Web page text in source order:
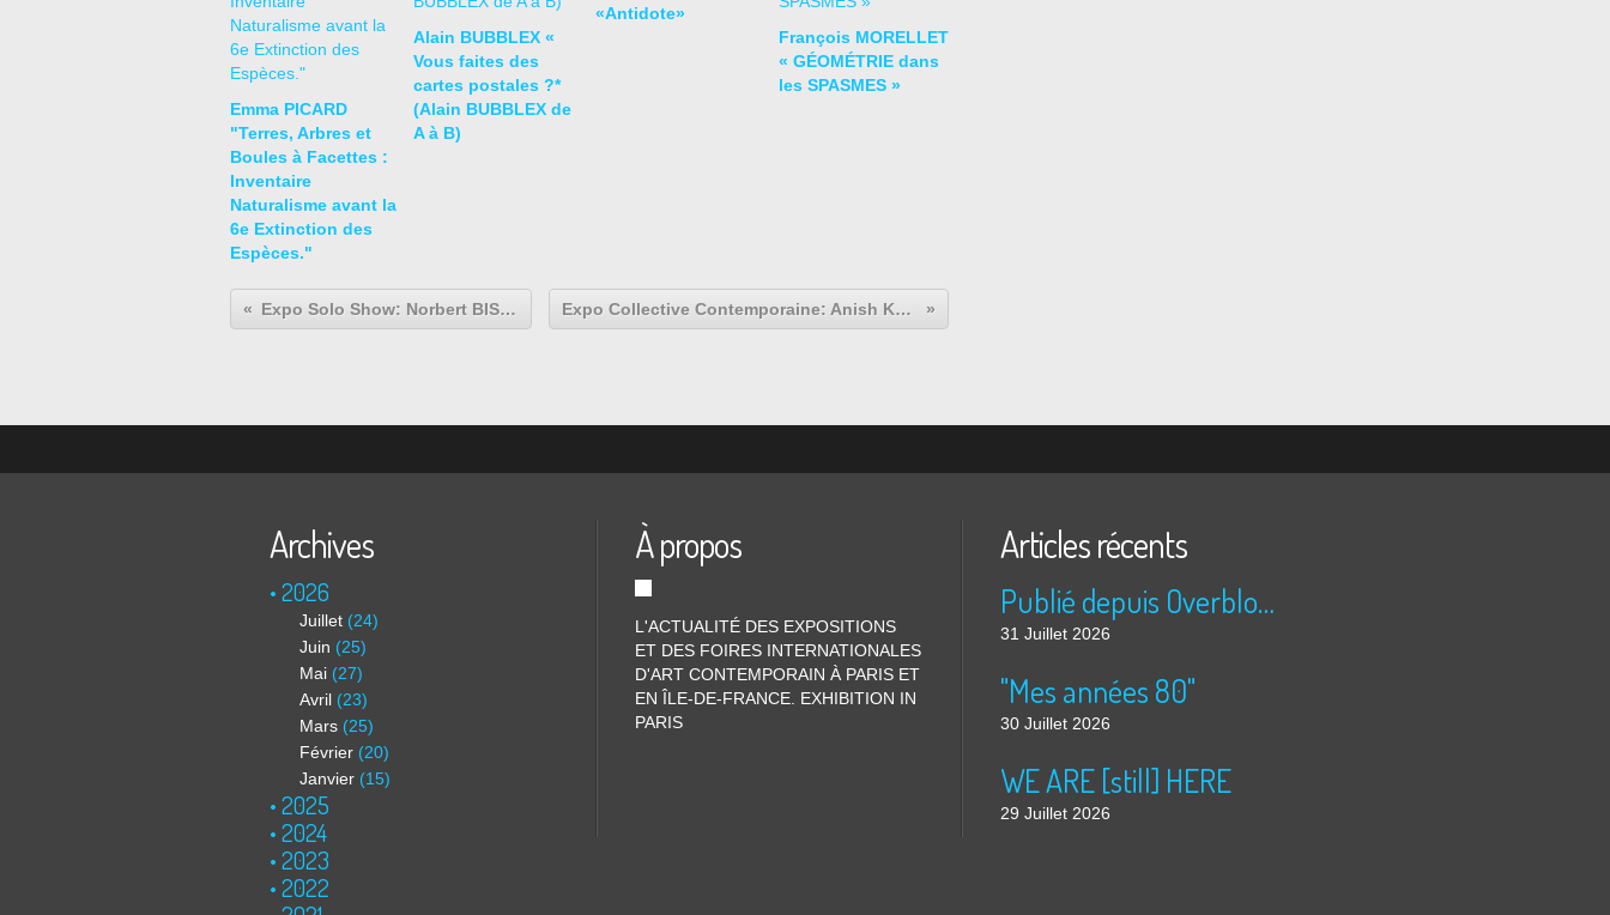
Emma PICARD
"Terres, Arbres et
Boules à Facettes :
Inventaire
Naturalisme avant la
6e Extinction des
Espèces."
Alain BUBBLEX «
Vous faites des
cartes postales ?*
(Alain BUBBLEX de
A à B)
«Antidote»
François MORELLET
« GÉOMÉTRIE dans
les SPASMES »
Expo Solo Show: Norbert BISKY "Works on Paper" Expo Collective Contemporaine: Anish KAPOOR & James LEE BYARS
Archives
2026
Juillet (24)
Juin (25)
Mai (27)
Avril (23)
Mars (25)
Février (20)
Janvier (15)
2025
2024
2023
2022
À propos
L'ACTUALITÉ DES EXPOSITIONS
ET DES FOIRES INTERNATIONALES
D'ART CONTEMPORAIN À PARIS ET
EN ÎLE-DE-FRANCE. EXHIBITION IN
PARIS
Articles récents
Publié depuis Overblog et Facebook
31 Juillet 2026
"Mes années 80"
30 Juillet 2026
WE ARE [still] HERE
29 Juillet 2026